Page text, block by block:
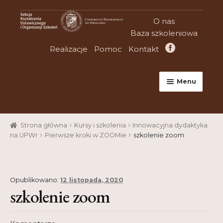
Przejdź
do
Przejdź
do
O nas
Baza szkoleniowa
Realizacje
Pomoc Kontakt
Menu
Strona główna
Aktualności
Cart
Checkout
Strona główna Kursy i szkolenia
Innowacyjna dydaktyka
na UPWr
Pierwsze kroki w ZOOMie szkolenie zoom
Opublikowano:12 listopada, 2020
szkolenie zoom